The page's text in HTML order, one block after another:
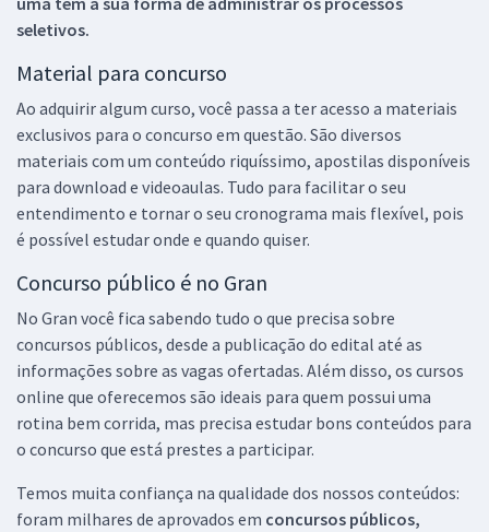
seletivos.
Material para concurso
Ao adquirir algum curso, você passa a ter acesso a materiais
exclusivos para o concurso em questão. São diversos
materiais com um conteúdo riquíssimo, apostilas disponíveis
para download e videoaulas. Tudo para facilitar o seu
entendimento e tornar o seu cronograma mais flexível, pois
é possível estudar onde e quando quiser.
Concurso público é no Gran
No Gran você fica sabendo tudo o que precisa sobre
concursos públicos, desde a publicação do edital até as
informações sobre as vagas ofertadas. Além disso, os cursos
online que oferecemos são ideais para quem possui uma
rotina bem corrida, mas precisa estudar bons conteúdos para
o concurso que está prestes a participar.
Temos muita confiança na qualidade dos nossos conteúdos:
foram milhares de aprovados em concursos públicos,